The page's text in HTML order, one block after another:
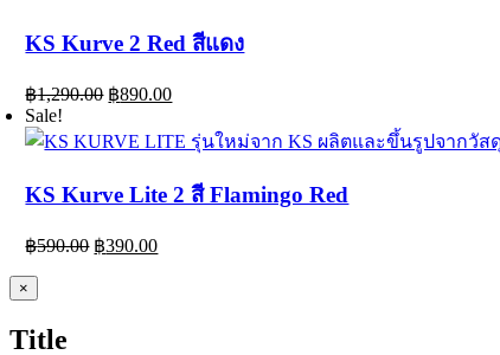
฿1,290.00.฿890.00.
KS Kurve 2 Red สีแดง
฿1,290.00 Original
was:
฿1,290.00.
฿890.00Current
is:
฿890.00.
Sale!
KS Kurve Lite 2 สี Flamingo Red
฿590.00 Original
฿390.00Current
Close
product
view
×
Title